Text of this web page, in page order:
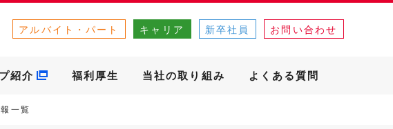
アルバイト・パート キャリア 新卒社員 お問い合わせ
紹介 福利厚生 当社の取り組み よくある質問
一覧